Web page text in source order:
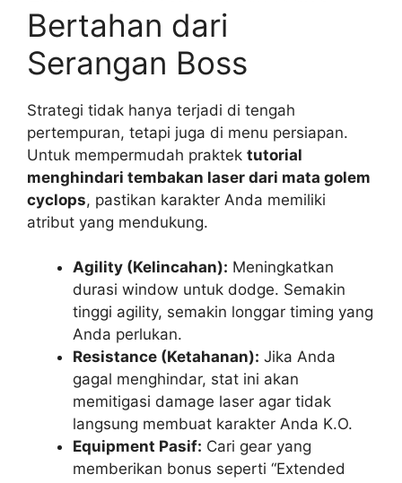
Bertahan dari
Serangan Boss
Strategi tidak hanya terjadi di tengah
pertempuran, tetapi juga di menu persiapan.
Untuk mempermudah praktek tutorial
menghindari tembakan laser dari mata golem
cyclops, pastikan karakter Anda memiliki
atribut yang mendukung.
Agility (Kelincahan): Meningkatkan
durasi window untuk dodge. Semakin
tinggi agility, semakin longgar timing yang
Anda perlukan.
Resistance (Ketahanan): Jika Anda
gagal menghindar, stat ini akan
memitigasi damage laser agar tidak
langsung membuat karakter Anda K.O.
Equipment Pasif: Cari gear yang
memberikan bonus seperti “Extended